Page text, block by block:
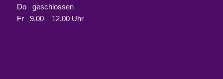
Do geschlossen
Fr 9.00 – 12.00 Uhr